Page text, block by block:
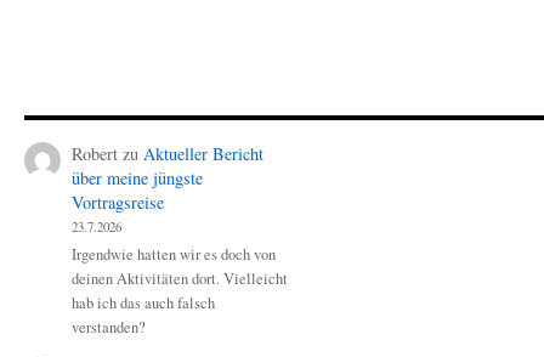
Robert zu Aktueller Bericht
über meine jüngste
Vortragsreise
23.7.2026
Irgendwie hatten wir es doch von
deinen Aktivitäten dort. Vielleicht
hab ich das auch falsch
verstanden?